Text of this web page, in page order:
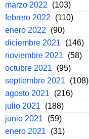
marzo 2022
(103)
febrero 2022
(110)
enero 2022
(90)
diciembre 2021
(146)
noviembre 2021
(58)
octubre 2021
(95)
septiembre 2021
(108)
agosto 2021
(216)
julio 2021
(188)
junio 2021
(59)
enero 2021
(31)